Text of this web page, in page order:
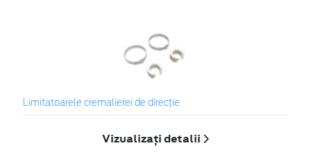
Limitatoarele cremalierei de direcţie
Vizualizați detalii